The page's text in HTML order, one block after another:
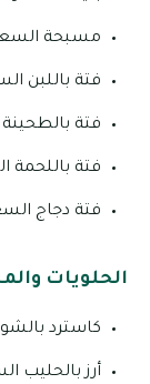
مسبحة السعر الخاص
فتة باللبن السعر
فتة بالطحينة
فتة باللحمة السعر
فتة دجاج السعر
الحلويات
كاسترد
أرز بالحليب السعر